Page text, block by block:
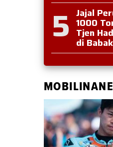
5 Jajal
1000
Tjen
di